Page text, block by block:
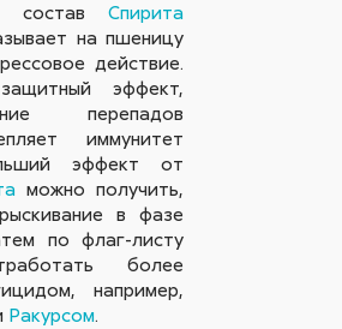
составСпирита
на пшеницу
действие.
эффект,
перепадов
иммунитет
эффект от
можно получить,
в фазе
по флаг-листу
более
например,
Ракурсом.